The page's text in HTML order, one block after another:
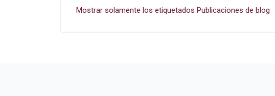
Mostrar solamente los etiquetados Publicaciones de blog